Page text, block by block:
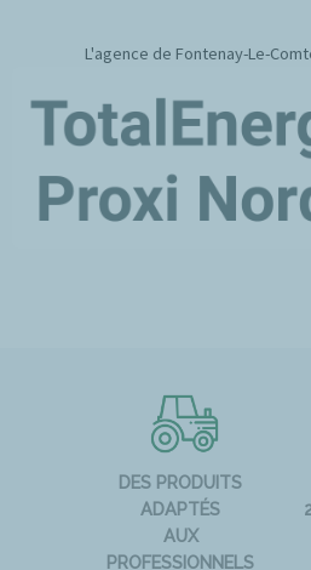
L'agence de Fontenay-Le-
DES PRODUITS
ADAPTÉS
AUX
PROFESSIONNELS